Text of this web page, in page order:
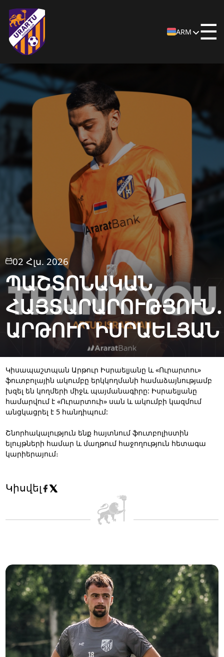
ARM ☰
02 Հլս. 2026
ՊԱՇՏՈՆԱԿԱՆ
ՀԱՅՏԱՐԱՐՈՒԹՅՈՒՆ․
ԱՐԹՈՒՐ ԻՍՐԱԵԼՅԱՆ
Կիսապաշտպան Արթուր Իսրաելյանը և «Ուրարտու»
ֆուտբոլային ակումբը երկկողմանի համաձայնությամբ
խզել են կողմերի միջև պայմանագիրը: Իսրաելյանը
համարվում է «Ուրարտուի» սան և ակումբի կազմում
անցկացրել է 5 հանդիպում:
Շնորհակալություն ենք հայտնում ֆուտբոլիստին
ելույթների համար և մաղթում հաջողություն հետագա
կարիերայում։
Կիսվել